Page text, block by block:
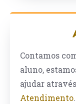
Contamos
aluno,
ajudar
Atendimento.